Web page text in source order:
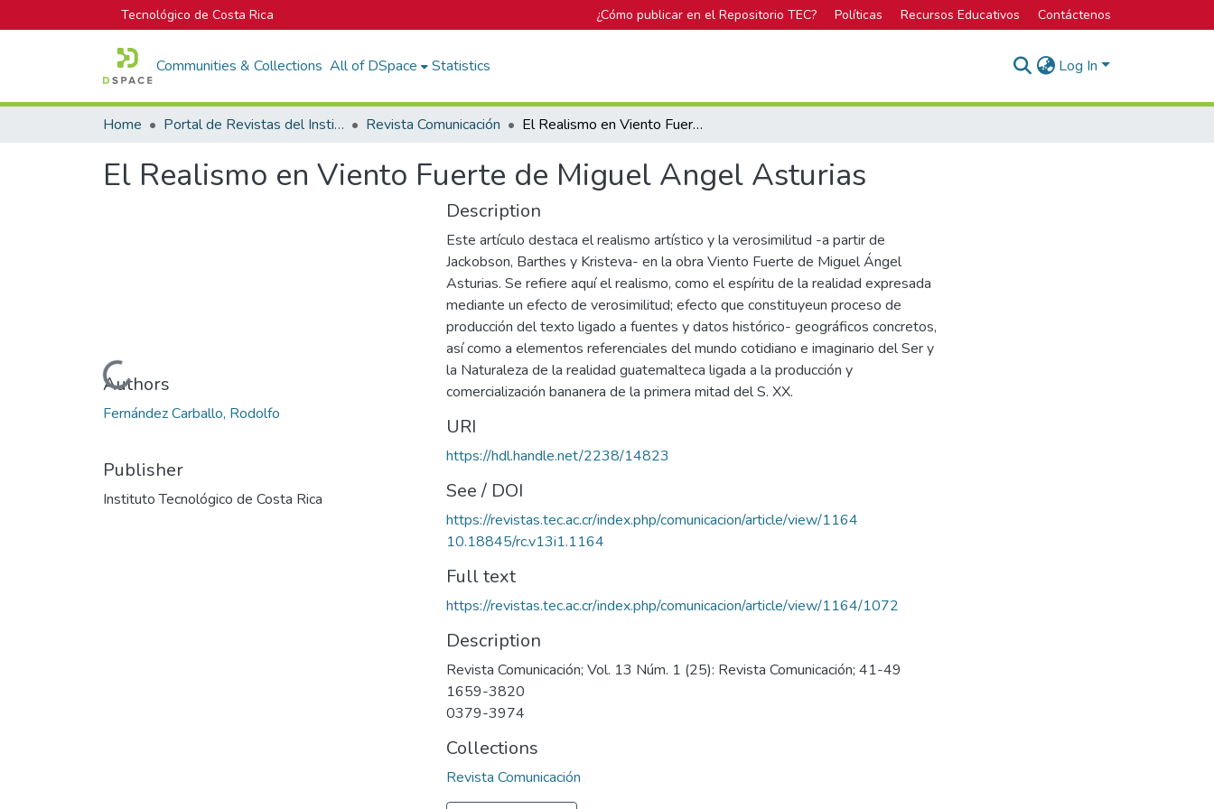
Tecnológico de Costa Rica ¿Cómo publicar en el Repositorio TEC? Políticas Recursos Educativos Contáctenos
Communities & Collections All of DSpace Statistics Log In
Home Portal de Revistas del Instituto Tecnológico de Costa Rica Revista Comunicación El Realismo en Viento Fuerte de Miguel Angel Asturias
El Realismo en Viento Fuerte de Miguel Angel Asturias
Loading...
Authors
Fernández Carballo, Rodolfo
Publisher
Instituto Tecnológico de Costa Rica
Description
Este artículo destaca el realismo artístico y la verosimilitud -a partir de
Jackobson, Barthes y Kristeva- en la obra Viento Fuerte de Miguel Ángel
Asturias. Se refiere aquí el realismo, como el espíritu de la realidad expresada
mediante un efecto de verosimilitud; efecto que constituyeun proceso de
producción del texto ligado a fuentes y datos histórico- geográficos concretos,
así como a elementos referenciales del mundo cotidiano e imaginario del Ser y
la Naturaleza de la realidad guatemalteca ligada a la producción y
comercialización bananera de la primera mitad del S. XX.
URI
https://hdl.handle.net/2238/14823
See / DOI
https://revistas.tec.ac.cr/index.php/comunicacion/article/view/1164
10.18845/rc.v13i1.1164
Full text
https://revistas.tec.ac.cr/index.php/comunicacion/article/view/1164/1072
Description
Revista Comunicación; Vol. 13 Núm. 1 (25): Revista Comunicación; 41-49
1659-3820
0379-3974
Collections
Revista Comunicación